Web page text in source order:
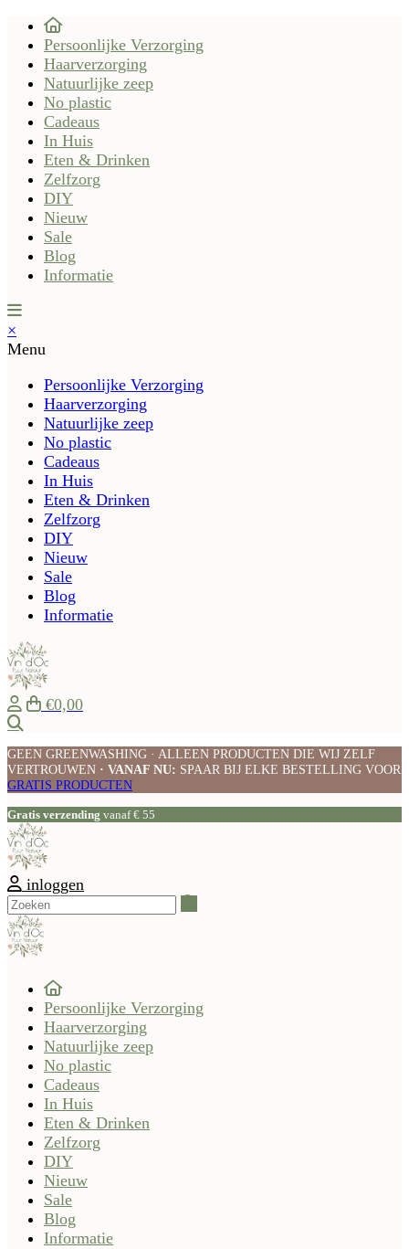
Persoonlijke Verzorging
Haarverzorging
Natuurlijke zeep
No plastic
Cadeaus
In Huis
Eten & Drinken
Zelfzorg
DIY
Nieuw
Sale
Blog
Informatie
×
Menu
Persoonlijke Verzorging
Haarverzorging
Natuurlijke zeep
No plastic
Cadeaus
In Huis
Eten & Drinken
Zelfzorg
DIY
Nieuw
Sale
Blog
Informatie
€0,00
GEEN GREENWASHING · ALLEEN PRODUCTEN DIE WIJ ZELF
VERTROUWEN · VANAF NU: SPAAR BIJ ELKE BESTELLING VOOR
GRATIS PRODUCTEN
Gratis verzending vanaf € 55
inloggen
Persoonlijke Verzorging
Haarverzorging
Natuurlijke zeep
No plastic
Cadeaus
In Huis
Eten & Drinken
Zelfzorg
DIY
Nieuw
Sale
Blog
Informatie